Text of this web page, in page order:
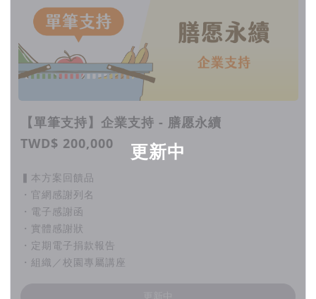
更新中
【單筆支持】企業支持 - 膳愿永續
TWD$ 200,000
▍本方案回饋品
・官網感謝列名
・電子感謝函
・實體感謝狀
・定期電子捐款報告
・組織／校園專屬講座